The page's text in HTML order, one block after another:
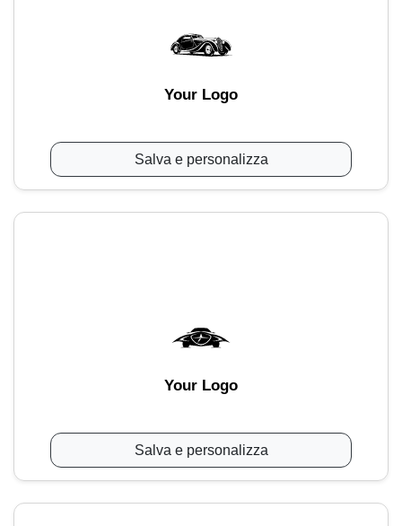
Your Logo
Salva e personalizza
Your Logo
Salva e personalizza